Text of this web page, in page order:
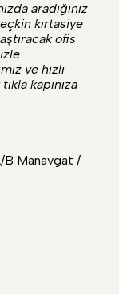
aradığınız
kırtasiye
ofis
ve hızlı
kapınıza
B Manavgat /